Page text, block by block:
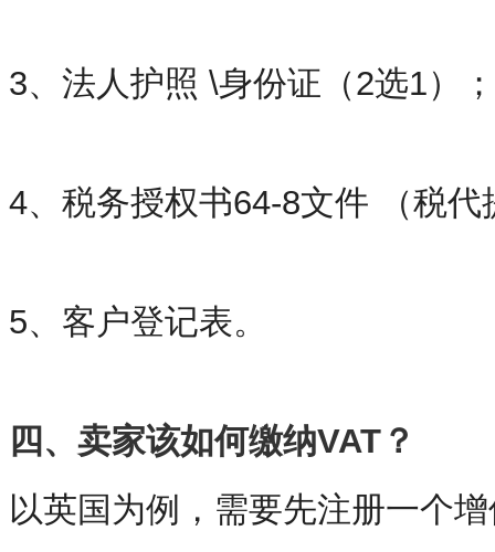
3、法人护照 \身份证（2选1）；
4、税务授权书64-8文件 （税代
5、客户登记表。
四、卖家该如何缴纳VAT ？
以英国为例，需要先注册一个